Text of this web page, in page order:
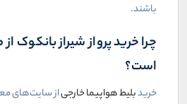
باشند.
چرا خرید پرواز شیراز
است؟
خریدبلیط هواپیما خارجیاز سایت‌های